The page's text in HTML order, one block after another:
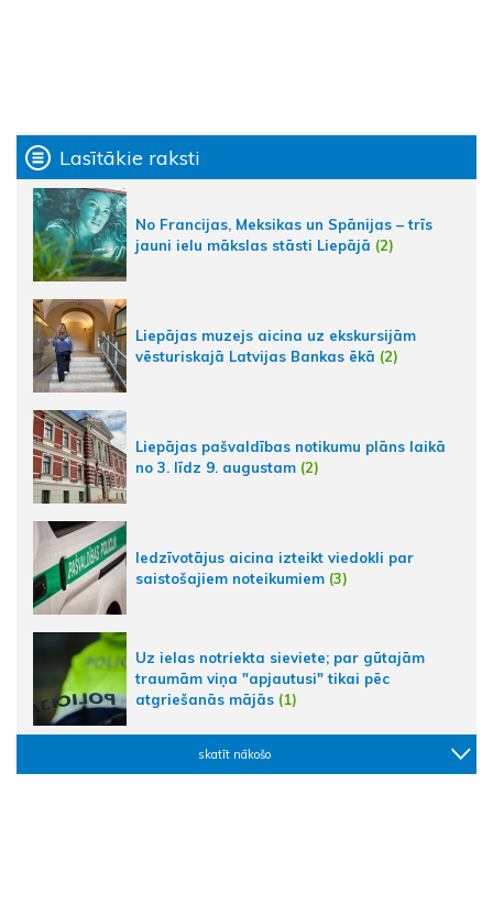
Lasītākie raksti
No Francijas, Meksikas un Spānijas – trīs
jauni ielu mākslas stāsti Liepājā (2)
Liepājas muzejs aicina uz ekskursijām
vēsturiskajā Latvijas Bankas ēkā (2)
Liepājas pašvaldības notikumu plāns laikā
no 3. līdz 9. augustam (2)
Iedzīvotājus aicina izteikt viedokli par
saistošajiem noteikumiem (3)
Uz ielas notriekta sieviete; par gūtajām
traumām viņa "apjautusi" tikai pēc
atgriešanās mājās (1)
skatīt nākošo